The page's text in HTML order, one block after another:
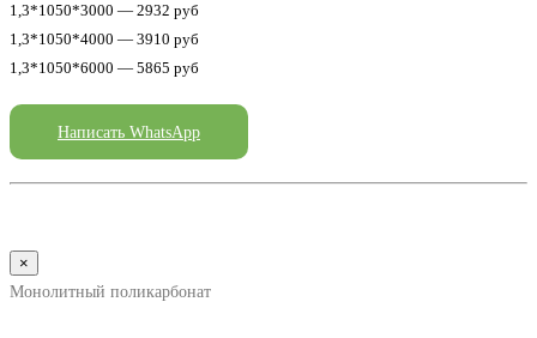
1,3*1050*3000 — 2932 руб
1,3*1050*4000 — 3910 руб
1,3*1050*6000 — 5865 руб
Написать WhatsApp
×
Монолитный поликарбонат